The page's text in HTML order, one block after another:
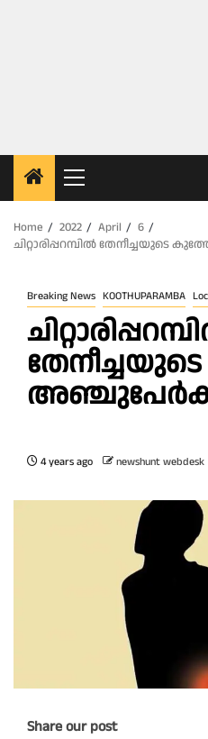
Primary
Menu
Home
2022 April
6
ചിറ്റാരിപ്പറമ്പിൽ തേനീച്ചയുടെ
Breaking News KOOTHUPARAMBA
4 years ago newshunt webdesk
Share our post